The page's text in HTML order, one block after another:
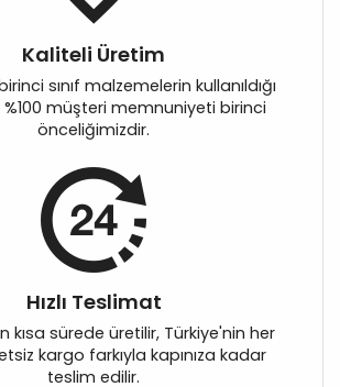
Kaliteli Üretim
sınıf malzemelerin kullanıldığı
müşteri memnuniyeti birinci
önceliğimizdir.
Hızlı Teslimat
kısa sürede üretilir, Türkiye'nin her
kargo farkıyla kapınıza kadar
teslim edilir.